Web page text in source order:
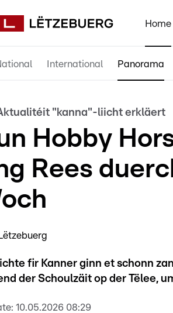
Home
International Panorama
"kanna"-liicht erkläert
Hobby
Rees
fir Kanner ginn et schonn
der Schoulzäit op der Tëlee,
10.05.2026 08:29